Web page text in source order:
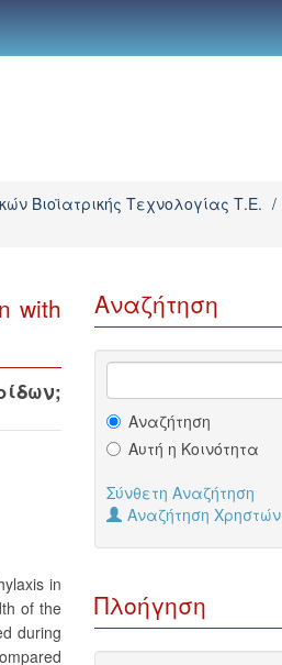
Βιοϊατρικής Τεχνολογίας Τ.Ε. /
with
;
in
of the
during
Αναζήτηση
Αναζήτηση
Αυτή η Κοινότητα
Σύνθετη Αναζήτηση
Αναζήτηση Χρηστών
Πλοήγηση